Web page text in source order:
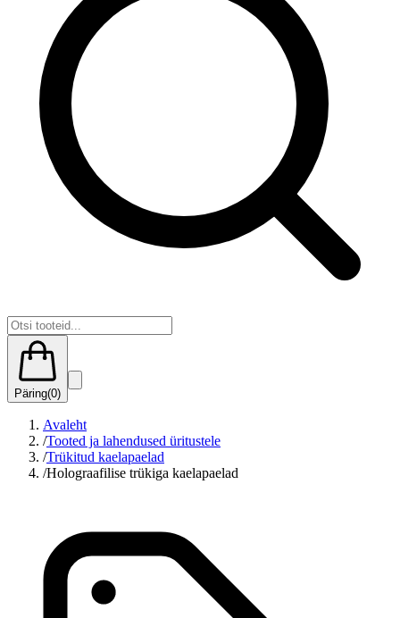
Päring(0)
Avaleht
/Tooted ja lahendused üritustele
/Trükitud kaelapaelad
/Holograafilise trükiga kaelapaelad